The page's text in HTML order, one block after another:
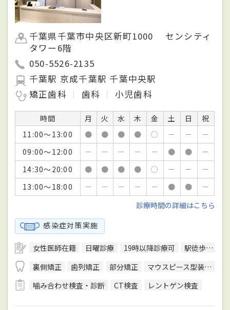
千葉県千葉市中央区新町1000 センシティ
タワー6階
050-5526-2135
千葉駅 京成千葉駅 千葉中央駅
矯正歯科
歯科 小児歯科
時間 月 火 水 木 金 土 日
祝
11:00～13:00
● ● ● ● ○ － －
－
09:00～12:00
－ － － － － ● ●
－
14:30～20:00
● ● ● ● ○ － －
－
13:00～18:00
－ － － － － ● ●
－
診療時間の詳細はこちら
感染症対策実施
女性医師在籍 日曜診療 19時以降診療可
駅徒歩5分圏内
裏側矯正
歯列矯正 部分矯正
マウスピース型装置を用いた矯正
噛み合わせ検査・診断
CT検査 レントゲン検査